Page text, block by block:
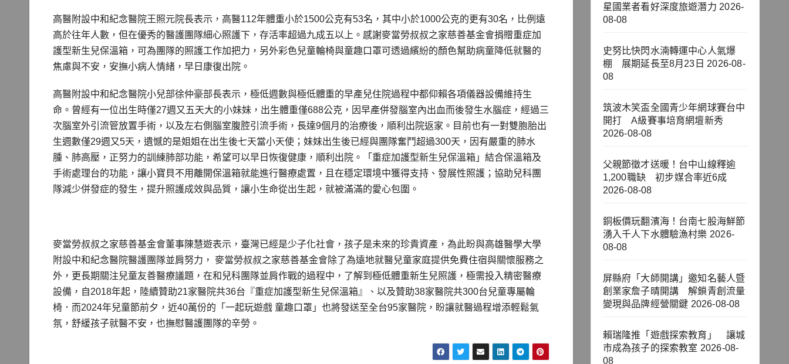
高醫附設中和紀念醫院王照元院長表示，高醫112年體重小於1500公克有53名，其中小於1000公克的更有30名，比例遠
高於往年人數，但在優秀的醫護團隊細心照護下，存活率超過九成五以上。感謝麥當勞叔叔之家慈善基金會捐贈重症加
護型新生兒保溫箱，可為團隊的照護工作加把力，另外彩色兒童輪椅與童趣口罩可透過繽紛的顏色幫助病童降低就醫的
焦慮與不安，安撫小病人情緒，早日康復出院。
高醫附設中和紀念醫院小兒部徐仲豪部長表示，極低週數與極低體重的早產兒住院過程中都仰賴各項儀器設備維持生
命。曾經有一位出生時僅27週又五天大的小妹妹，出生體重僅688公克，因早產併發腦室內出血而後發生水腦症，經過三
次腦室外引流管放置手術，以及左右側腦室腹腔引流手術，長達9個月的治療後，順利出院返家。目前也有一對雙胞胎出
生週數僅29週又5天，遺憾的是姐姐在出生後七天當小天使；妹妹出生後已經與團隊奮鬥超過300天，因有嚴重的肺水
腫、肺高壓，正努力的訓練肺部功能，希望可以早日恢復健康，順利出院。「重症加護型新生兒保溫箱」結合保溫箱及
手術處理台的功能，讓小寶貝不用離開保溫箱就能進行醫療處置，且在穩定環境中獲得支持、發展性照護；協助兒科團
隊減少併發症的發生，提升照護成效與品質，讓小生命從出生起，就被滿滿的愛心包圍。
麥當勞叔叔之家慈善基金會董事陳慧遊表示，臺灣已經是少子化社會，孩子是未來的珍貴資產，為此盼與高雄醫學大學
附設中和紀念醫院醫護團隊並肩努力， 麥當勞叔叔之家慈善基金會除了為遠地就醫兒童家庭提供免費住宿與關懷服務之
外，更長期關注兒童友善醫療議題，在和兒科團隊並肩作戰的過程中，了解到極低體重新生兒照護，極需投入精密醫療
設備，自2018年起，陸續贊助21家醫院共36台『重症加護型新生兒保溫箱』、以及贊助38家醫院共300台兒童專屬輪
椅．而2024年兒童節前夕，近40萬份的「一起玩遊戲 童趣口罩」也將發送至全台95家醫院，盼讓就醫過程增添輕鬆氣
氛，舒緩孩子就醫不安，也撫慰醫護團隊的辛勞。
星國業者看好深度旅遊潛力 2026-
08-08
史努比快閃水湳轉運中心人氣爆
棚 展期延長至8月23日 2026-08-
08
筑波木笑盃全國青少年網球賽台中
開打 A級賽事培育網壇新秀
2026-08-08
父親節徵才送暖！台中山線釋逾
1,200職缺 初步媒合率近6成
2026-08-08
銅板價玩翻濱海！台南七股海鮮節
湧入千人下水體驗漁村樂 2026-
08-08
屏縣府「大師開講」邀知名藝人暨
創業家詹子晴開講 解鎖青創流量
變現與品牌經營關鍵 2026-08-08
賴瑞隆推「遊戲探索教育」 讓城
市成為孩子的探索教室 2026-08-
08